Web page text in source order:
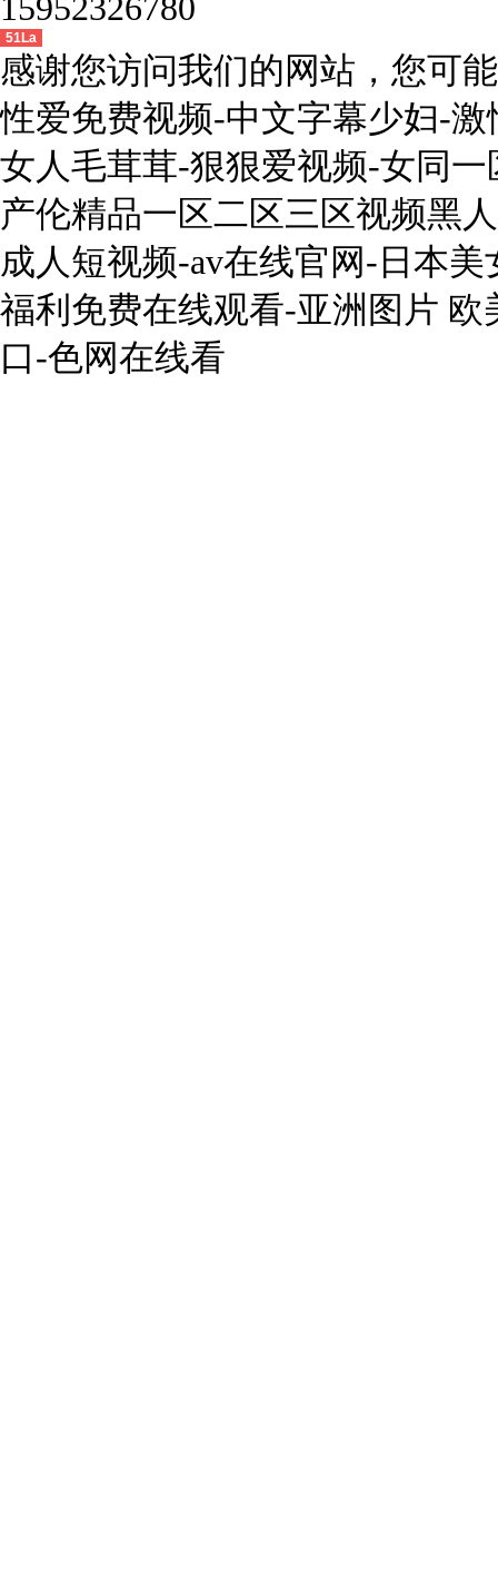
15952326780
51La
感谢您访问我们的网站，您可
性爱免费视频-中文字幕少妇-
女人毛茸茸-狠狠爱视频-女同
产伦精品一区二区三区视频黑
成人短视频-av在线官网-日本
福利免费在线观看-亚洲图片
口-色网在线看